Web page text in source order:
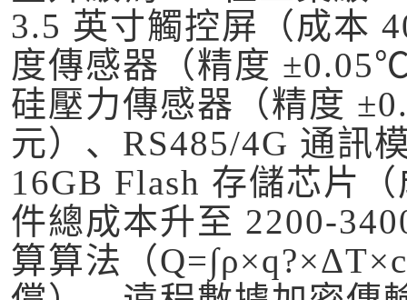
3.5 英寸觸控屏（成本
度傳感器（精度
硅壓力傳感器（精度
元）、RS485/4G 通訊
16GB Flash 存儲芯片
件總成本升至 2200-
算算法（